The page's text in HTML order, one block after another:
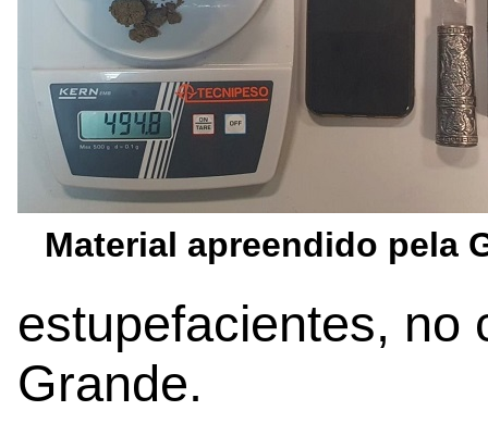
Material apreendido pela
estupefacientes, no
Grande.